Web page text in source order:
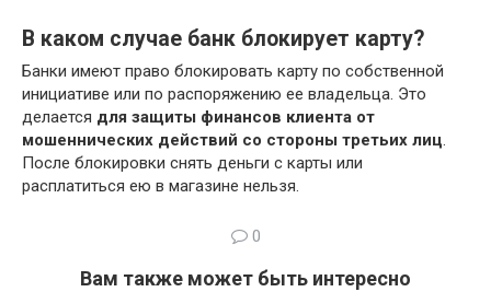
В каком случае банк блокирует карту?
Банки имеют право блокировать карту по собственной
инициативе или по распоряжению ее владельца. Это
делается для защиты финансов клиента от
мошеннических действий со стороны третьих лиц.
После блокировки снять деньги с карты или
расплатиться ею в магазине нельзя.
0
Вам также может быть интересно